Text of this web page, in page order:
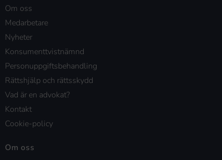
Om oss
Medarbetare
Nyheter
Konsumenttvistnämnd
Personuppgiftsbehandling
Rättshjälp och rättsskydd
Vad är en advokat?
Kontakt
Cookie-policy
Om oss